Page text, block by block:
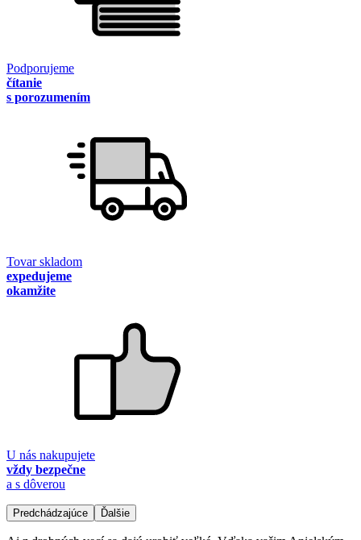
Podporujeme
čítanie
s porozumením
Tovar skladom
expedujeme
okamžite
U nás nakupujete
vždy bezpečne
a s dôverou
Predchádzajúce Ďalšie